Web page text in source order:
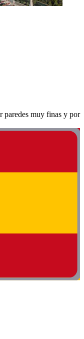
paredes muy finas y por